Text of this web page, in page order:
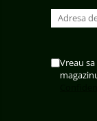
Vreau